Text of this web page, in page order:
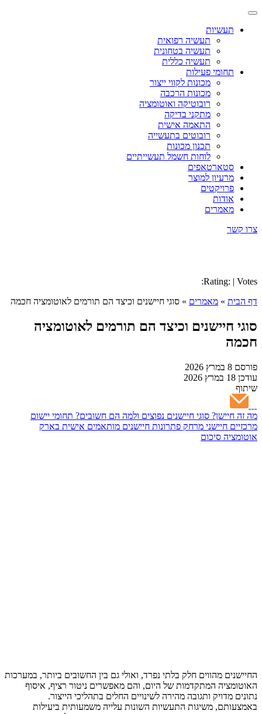
תעשיות
תעשיה רפואית
תעשיה בטחונית
תעשיה כללית
תחומי פעילות
מכונות לקווי ייצור
מכונות הרכבה
רובוטיקה ואוטומציה
מתקני בדיקה
התאמה אישית
רובוטים בתעשייה
תכנון מכונות
לוחות חשמל תעשייתיים
סטארטאפים
מרעיון למוצר
פרויקטים
אודות
מאמרים
צרו קשר
Rating: | Votes:
דף הבית » מאמרים » סוגי חיישנים וכיצד הם תורמים לאוטומציה חכמה
סוגי חיישנים וכיצד הם תורמים לאוטומציה
חכמה
פורסם
עודכן
שיתוף
מה זה חיישן? סוגי חיישנים נפוצים ולמה הם חשובים? תחומי יישום
מרכזיים חיישני מרחק פתרונות חיישנים מותאמים אישית בארק
אוטומציה סיכום
החיישנים מהווים חלק בלתי נפרד, ואולי גם בין החשובים ביותר, במערכות
האוטומציה המתקדמות של היום, והם מאפשרים ניטור רציף, איסוף
נתונים מדויק ותגובה מהירה לשינויים החלים בתהליכי הייצור.
באמצעותם, משיגות התעשיות השונות עלייה משמעותית ביעילות